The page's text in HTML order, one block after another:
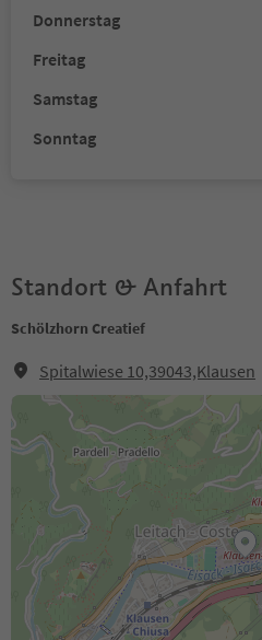
Donnerstag
Freitag
Samstag
Sonntag
Standort & Anfahrt
Schölzhorn Creatief
Spitalwiese 10,39043,Klausen